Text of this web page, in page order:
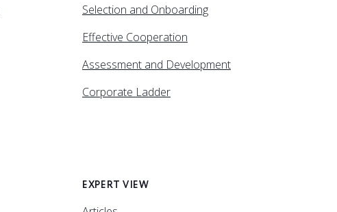
Selection and Onboarding
Effective Cooperation
Assessment and Development
Corporate Ladder
EXPERT VIEW